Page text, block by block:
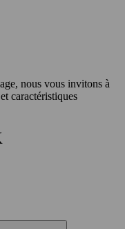
nous vous invitons à
caractéristiques